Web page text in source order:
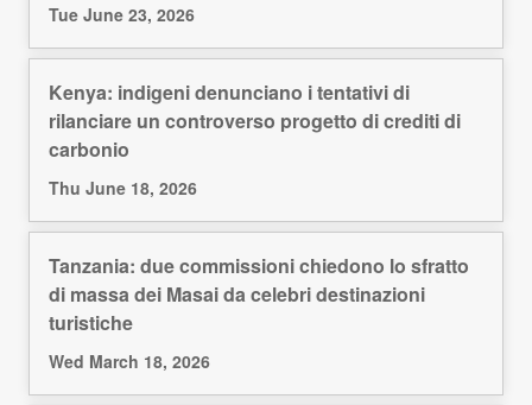
Tue June 23, 2026
Kenya: indigeni denunciano i tentativi di
rilanciare un controverso progetto di crediti di
carbonio
Thu June 18, 2026
Tanzania: due commissioni chiedono lo sfratto
di massa dei Masai da celebri destinazioni
turistiche
Wed March 18, 2026